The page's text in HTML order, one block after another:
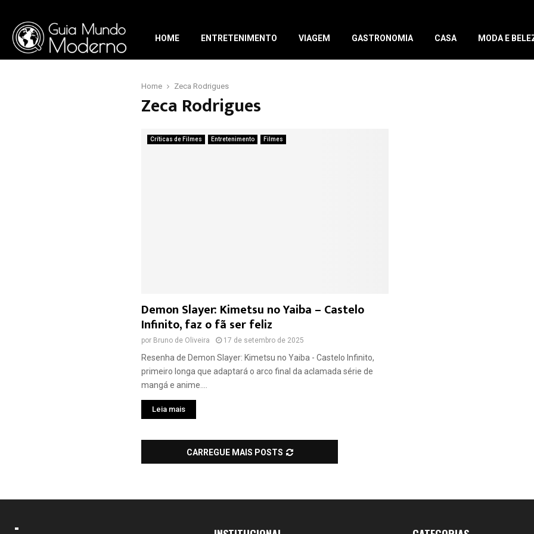
HOME ENTRETENIMENTO VIAGEM GASTRONOMIA CASA MODA E
Home Zeca Rodrigues
Zeca Rodrigues
Críticas de Filmes Entretenimento Filmes
Demon Slayer: Kimetsu no Yaiba – Castelo
Infinito, faz o fã ser feliz
por Bruno de Oliveira 17 de setembro de 2025
Resenha de Demon Slayer: Kimetsu no Yaiba - Castelo Infinito,
primeiro longa que adaptará o arco final da aclamada série de
mangá e anime....
Leia mais
CARREGUE MAIS POSTS